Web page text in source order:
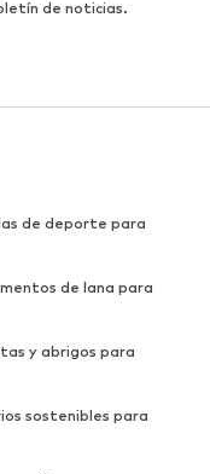
de noticias.
de deporte para
de lana para
y abrigos para
sostenibles para